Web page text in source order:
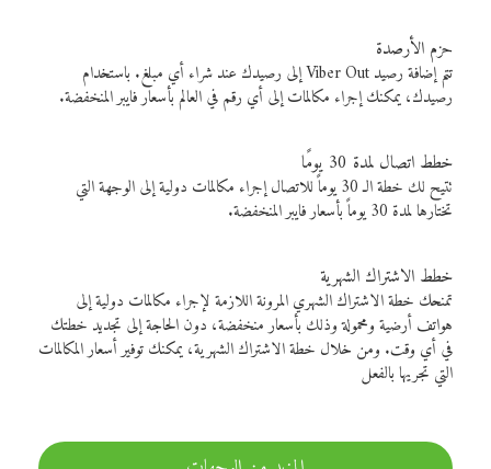
حزم الأرصدة
تتم إضافة رصيد Viber Out إلى رصيدك عند شراء أي مبلغ. باستخدام
رصيدك، يمكنك إجراء مكالمات إلى أي رقم في العالم بأسعار فايبر المنخفضة.
خطط اتصال لمدة 30 يومًا
تتيح لك خطة الـ 30 يوماً للاتصال إجراء مكالمات دولية إلى الوجهة التي
تختارها لمدة 30 يوماً بأسعار فايبر المنخفضة.
خطط الاشتراك الشهرية
تمنحك خطة الاشتراك الشهري المرونة اللازمة لإجراء مكالمات دولية إلى
هواتف أرضية ومحمولة وذلك بأسعار منخفضة، دون الحاجة إلى تجديد خطتك
في أي وقت. ومن خلال خطة الاشتراك الشهرية، يمكنك توفير أسعار المكالمات
التي تجريها بالفعل